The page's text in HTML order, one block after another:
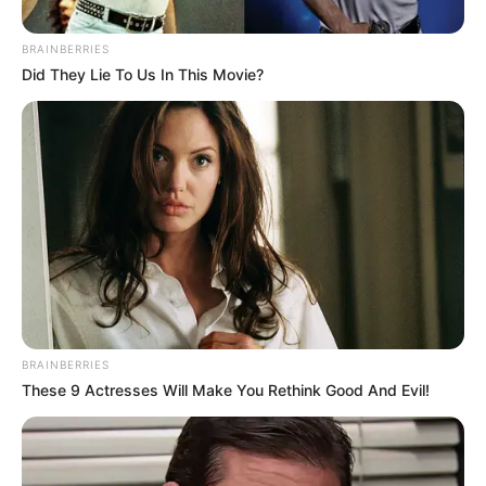
Alerta Santanderes
Tráfico en la carrera 27 de Bucaramanga
Por:Juan David Quijano Castillo
Junio 18, 2025
BRAINBERRIES
Did They Lie To Us In This Movie?
BRAINBERRIES
These 9 Actresses Will Make You Rethink Good And Evil!